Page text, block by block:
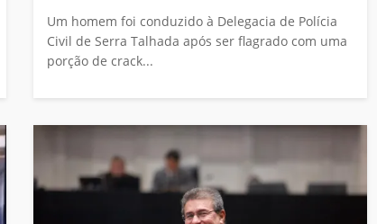
Um homem foi conduzido à Delegacia de Polícia
Civil de Serra Talhada após ser flagrado com uma
porção de crack...